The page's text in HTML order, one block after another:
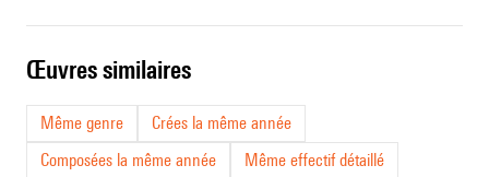
œuvres similaires
Même genre
Crées la même année
Composées la même année
Même effectif détaillé